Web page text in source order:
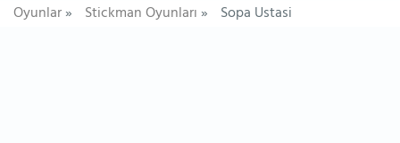
Oyunlar» Stickman Oyunları» Sopa Ustasi